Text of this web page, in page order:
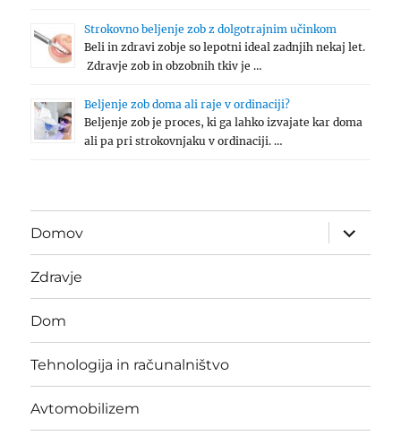
Strokovno beljenje zob z dolgotrajnim učinkom
Beli in zdravi zobje so lepotni ideal zadnjih nekaj let.
Zdravje zob in obzobnih tkiv je …
Beljenje zob doma ali raje v ordinaciji?
Beljenje zob je proces, ki ga lahko izvajate kar doma
ali pa pri strokovnjaku v ordinaciji. …
Domov
expand
child
menu
Zdravje
Dom
Tehnologija in računalništvo
Avtomobilizem